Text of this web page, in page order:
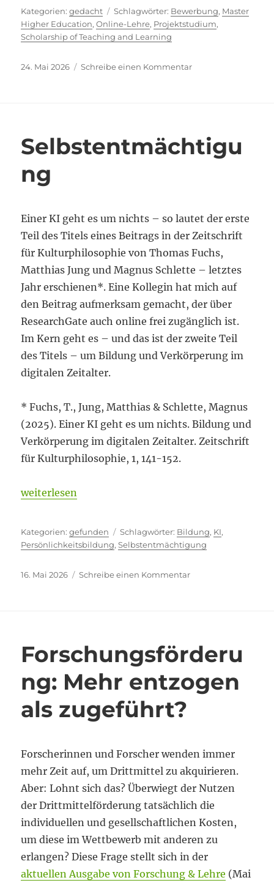
Kategorien
gedacht Schlagwörter
Bewerbung, Master
Higher Education,Online-Lehre, Projektstudium,
Scholarship of Teaching and Learning
Veröffentlicht
24. Mai 2026 Schreibe einen Kommentarzu
Selbstentmächtigu
ng
Einer KI geht es um nichts – so lautet der erste
Teil des Titels eines Beitrags in der Zeitschrift
für Kulturphilosophie von Thomas Fuchs,
Matthias Jung und Magnus Schlette – letztes
Jahr erschienen*. Eine Kollegin hat mich auf
den Beitrag aufmerksam gemacht, der über
ResearchGate auch online frei zugänglich ist.
Im Kern geht es – und das ist der zweite Teil
des Titels – um Bildung und Verkörperung im
digitalen Zeitalter.
* Fuchs, T., Jung, Matthias & Schlette, Magnus
(2025). Einer KI geht es um nichts. Bildung und
Verkörperung im digitalen Zeitalter. Zeitschrift
für Kulturphilosophie, 1, 141-152.
„Selbstentmächtigung“
weiterlesen
Kategorien
gefunden Schlagwörter
Bildung, KI,
Persönlichkeitsbildung,Selbstentmächtigung
Veröffentlicht
16. Mai 2026 Schreibe einen Kommentarzu
Forschungsförderu
ng: Mehr entzogen
als zugeführt?
Forscherinnen und Forscher wenden immer
mehr Zeit auf, um Drittmittel zu akquirieren.
Aber: Lohnt sich das? Überwiegt der Nutzen
der Drittmittelförderung tatsächlich die
individuellen und gesellschaftlichen Kosten,
um diese im Wettbewerb mit anderen zu
erlangen? Diese Frage stellt sich in der
aktuellen Ausgabe von Forschung & Lehre (Mai